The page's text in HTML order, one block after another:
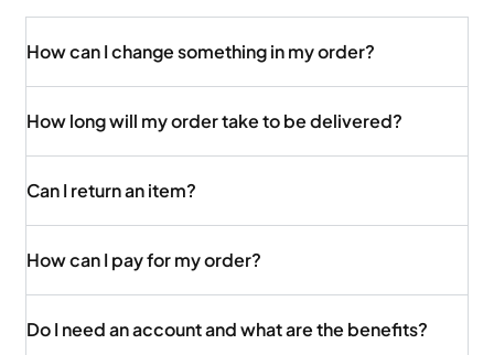
How can I change something in my order?
How long will my order take to be delivered?
Can I return an item?
How can I pay for my order?
Do I need an account and what are the benefits?